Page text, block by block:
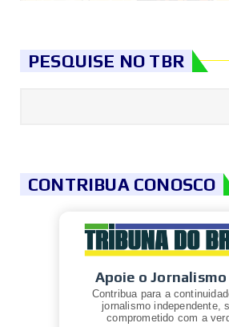
PESQUISE NO TBR
CONTRIBUA CONOSCO
Apoie o
Contribua para a
jornalismo independente,
comprometido com a